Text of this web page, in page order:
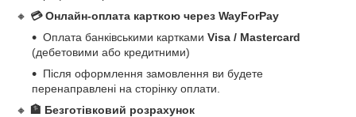
🔸 💳 Онлайн-оплата карткою через WayForPay
Оплата банківськими картками Visa / Mastercard
(дебетовими або кредитними)
Після оформлення замовлення ви будете
перенаправлені на сторінку оплати.
🔸 🏦 Безготівковий розрахунок